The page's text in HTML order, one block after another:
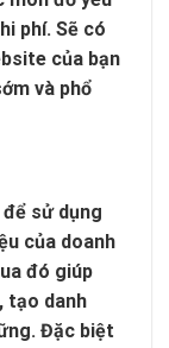
phí. Sẽ có
của bạn
và phổ
sử dụng
của doanh
đó giúp
tạo danh
Đặc biệt